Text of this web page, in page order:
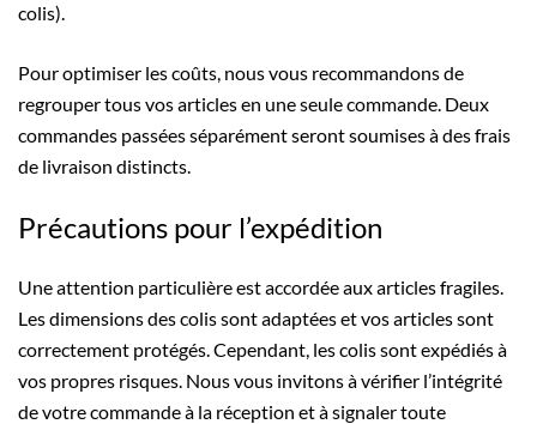
colis).
Pour optimiser les coûts, nous vous recommandons de
regrouper tous vos articles en une seule commande. Deux
commandes passées séparément seront soumises à des frais
de livraison distincts.
Précautions pour l’expédition
Une attention particulière est accordée aux articles fragiles.
Les dimensions des colis sont adaptées et vos articles sont
correctement protégés. Cependant, les colis sont expédiés à
vos propres risques. Nous vous invitons à vérifier l’intégrité
de votre commande à la réception et à signaler toute